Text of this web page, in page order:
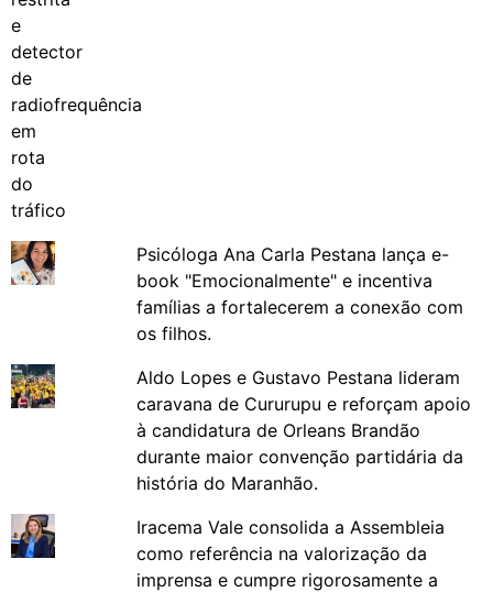
Psicóloga Ana Carla Pestana lança e-
book "Emocionalmente" e incentiva
famílias a fortalecerem a conexão com
os filhos.
Aldo Lopes e Gustavo Pestana lideram
caravana de Cururupu e reforçam apoio
à candidatura de Orleans Brandão
durante maior convenção partidária da
história do Maranhão.
Iracema Vale consolida a Assembleia
como referência na valorização da
imprensa e cumpre rigorosamente a